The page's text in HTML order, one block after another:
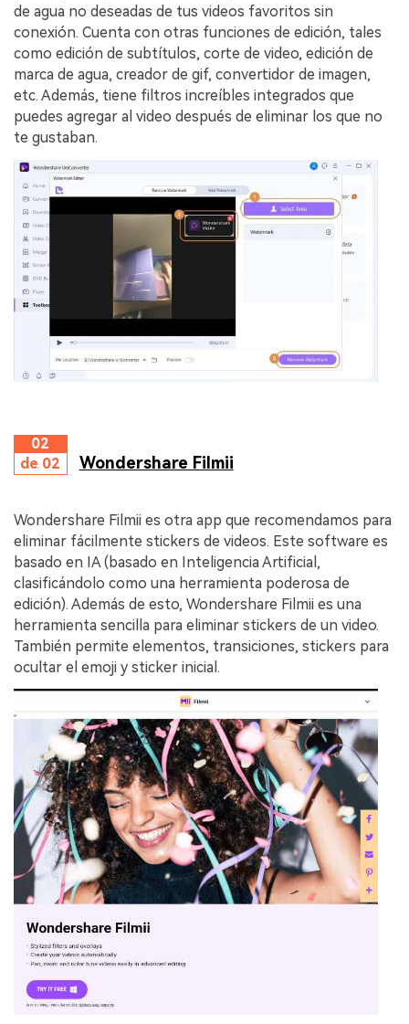
de agua no deseadas de tus videos favoritos sin
conexión. Cuenta con otras funciones de edición, tales
como edición de subtítulos, corte de video, edición de
marca de agua, creador de gif, convertidor de imagen,
etc. Además, tiene filtros increíbles integrados que
puedes agregar al video después de eliminar los que no
te gustaban.
02
de 02
Wondershare Filmii
Wondershare Filmii es otra app que recomendamos para
eliminar fácilmente stickers de videos. Este software es
basado en IA (basado en Inteligencia Artificial,
clasificándolo como una herramienta poderosa de
edición). Además de esto, Wondershare Filmii es una
herramienta sencilla para eliminar stickers de un video.
También permite elementos, transiciones, stickers para
ocultar el emoji y sticker inicial.